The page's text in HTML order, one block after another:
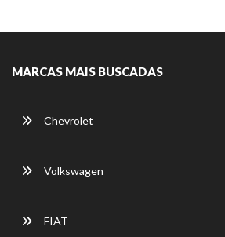
MARCAS MAIS BUSCADAS
Chevrolet
Volkswagen
FIAT